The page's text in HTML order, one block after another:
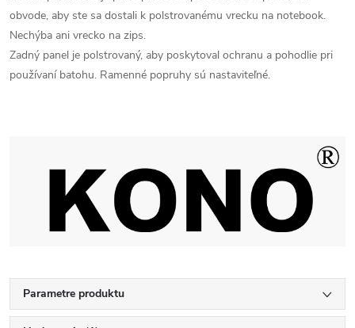
obvode, aby ste sa dostali k polstrovanému vrecku na notebook.
Nechýba ani vrecko na zips.
Zadný panel je polstrovaný, aby poskytoval ochranu a pohodlie pri
používaní batohu. Ramenné popruhy sú nastaviteľné.
Parametre produktu